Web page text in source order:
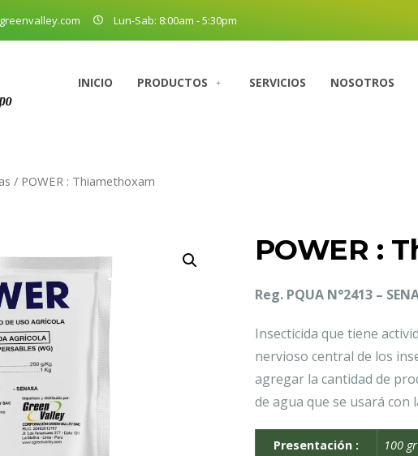
Lun-Sab: 8:00am - 5:30pm
INICIO PRODUCTOS SERVICIOS NOSOTROS
/ POWER : Thiamethoxam
POWER :
Reg. PQUA N°2413 –
Insecticida que tiene
nervioso central de los
agregar la cantidad de
de agua que se usará con
Presentación : 100 gr